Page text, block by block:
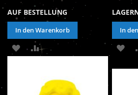
AUF BESTELLUNG
In den Warenkorb
ZUR
HINZUFÜGEN
ZUR
HINZUFÜGEN
In